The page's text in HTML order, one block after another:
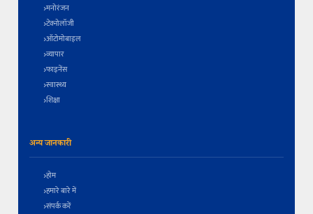
मनोरंजन
टेक्नोलॉजी
ऑटोमोबाइल
व्यापार
फाइनेंस
स्वास्थ्य
शिक्षा
अन्य जानकारी
होम
हमारे बारे में
संपर्क करें